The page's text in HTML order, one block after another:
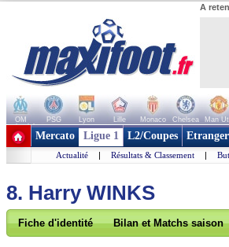
A
OM PSG Lyon Lille Monaco Chelsea Man
+ de clubs
Mercato Ligue 1 L2/Coupes Etranger
Actualité | Résultats & Classement |
8. Harry WINKS
Fiche d'identité Bilan et Matchs saison